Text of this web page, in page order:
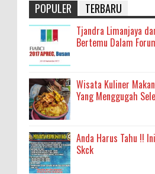
POPULER TERBARU
Tjandra Limanjaya
Bertemu Dalam
Wisata Kuliner
Yang Menggugah
Anda Harus Tahu !!
Skck